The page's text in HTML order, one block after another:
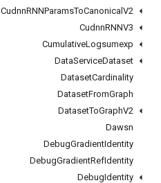
CudnnRNNParamsToCanonical V2
CudnnRNNV3
CumulativeLogsumexp
DataServiceDataset
DatasetCardinality
DatasetFromGraph
DatasetToGraphV2
Dawsn
DebugGradientIdentity
DebugGradientRefIdentity
DebugIdentity